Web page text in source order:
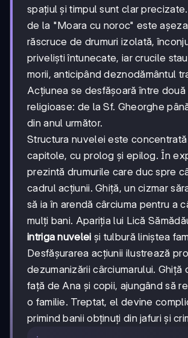
spațiul și timpul sunt clar
de la "Moara cu noroc" este
răscruce de drumuri izolată,
priveliști întunecate, iar crucile
morii, anticipând deznodământul
Acțiunea se desfășoară între
religioase: de la Sf. Gheorghe
din anul următor.
Structura nuvelei este concentrată
capitole, cu prolog și epilog. În
prezintă drumurile care duc spre
cadrul acțiunii. Ghiță, un cizmar
să ia în arendă cârciuma pentru a
mulți bani. Apariția lui Lică
intriga nuvelei și tulbură liniștea
Desfășurarea acțiunii ilustrează
dezumanizării cârciumarului. Ghiță
față de Ana și copii, ajungând să
o familie. Treptat, el devine
primind banii obținuți din jafuri și